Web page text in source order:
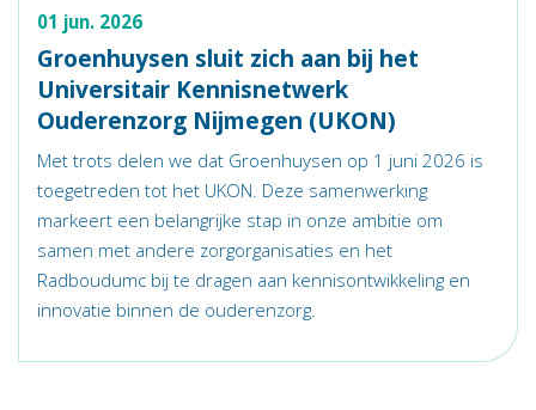
01 jun. 2026
Groenhuysen sluit zich aan bij het
Universitair Kennisnetwerk
Ouderenzorg Nijmegen (UKON)
Met trots delen we dat Groenhuysen op 1 juni 2026 is
toegetreden tot het UKON. Deze samenwerking
markeert een belangrijke stap in onze ambitie om
samen met andere zorgorganisaties en het
Radboudumc bij te dragen aan kennisontwikkeling en
innovatie binnen de ouderenzorg.